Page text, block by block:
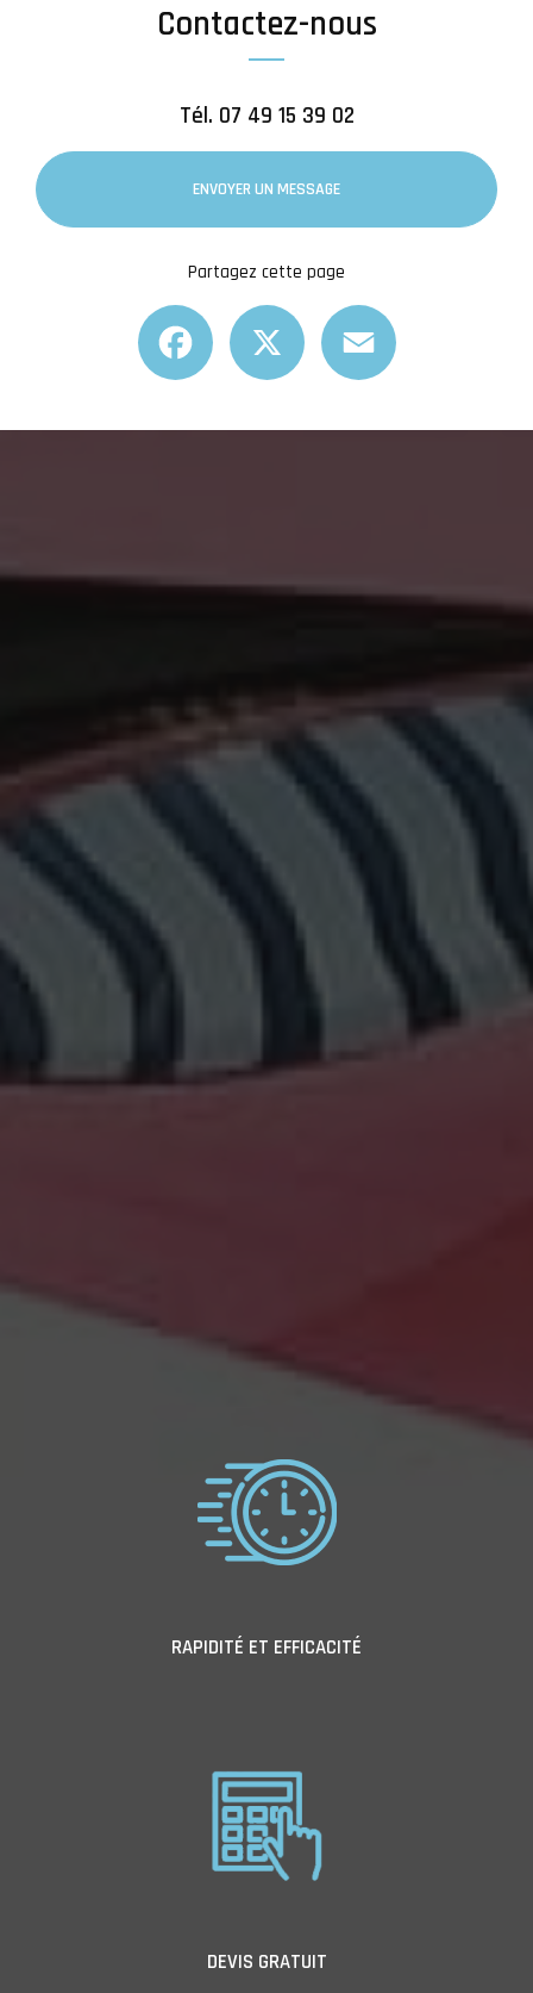
Contactez-nous
Tél. 07 49 15 39 02
ENVOYER UN MESSAGE
Partagez cette page
Facebook
RAPIDITÉ ET EFFICACITÉ
DEVIS GRATUIT